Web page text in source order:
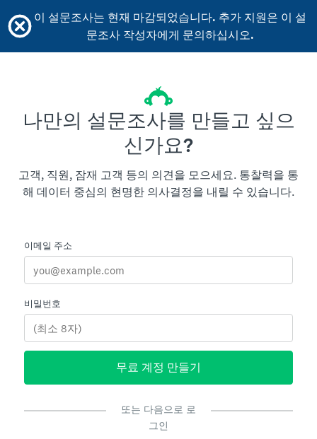
이 설문조사는 현재 마감되었습니다. 추가 지원은 이 설
문조사 작성자에게 문의하십시오.
나만의 설문조사를 만들고 싶으
신가요?
고객, 직원, 잠재 고객 등의 의견을 모으세요. 통찰력을 통
해 데이터 중심의 현명한 의사결정을 내릴 수 있습니다.
이메일 주소
비밀번호
무료 계정 만들기
또는 다음으로 로
그인